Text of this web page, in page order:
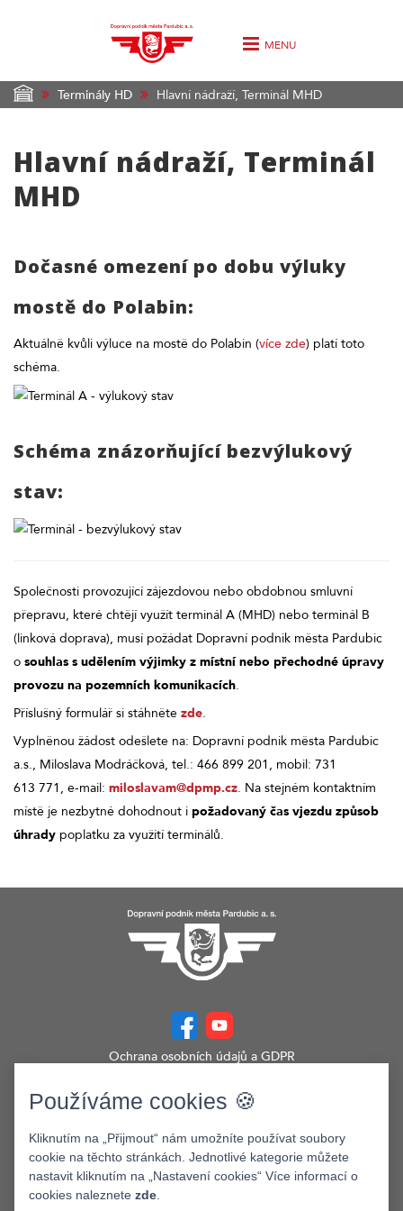
MENU
Terminály HD Hlavní nádraží, Terminál MHD
Hlavní nádraží, Terminál
MHD
Dočasné omezení po dobu výluky
mostě do Polabin:
Aktuálně kvůli výluce na mostě do Polabin (více zde) platí toto
schéma.
Schéma znázorňující bezvýlukový
stav:
Společnosti provozující zájezdovou nebo obdobnou smluvní
přepravu, které chtějí využít terminál A (MHD) nebo terminál B
(linková doprava), musí požádat Dopravní podnik města Pardubic
o souhlas s udělením výjimky z místní nebo přechodné úpravy
provozu na pozemních komunikacích.
Příslušný formulář si stáhněte zde.
Vyplněnou žádost odešlete na: Dopravní podnik města Pardubic
a.s., Miloslava Modráčková, tel.: 466 899 201, mobil: 731
613 771, e-mail: miloslavam@dpmp.cz. Na stejném kontaktním
místě je nezbytné dohodnout i požadovaný čas vjezdu způsob
úhrady poplatku za využití terminálů.
Ochrana osobních údajů a GDPR
Zobrazit verzi webu pro PC
©2026. Dopravní podnik města Pardubic a.s.
Používáme cookies 🍪
Kliknutím na „Přijmout“ nám umožníte používat soubory
cookie na těchto stránkách. Jednotlivé kategorie můžete
nastavit kliknutím na „Nastavení cookies“ Více informací o
cookies naleznete zde